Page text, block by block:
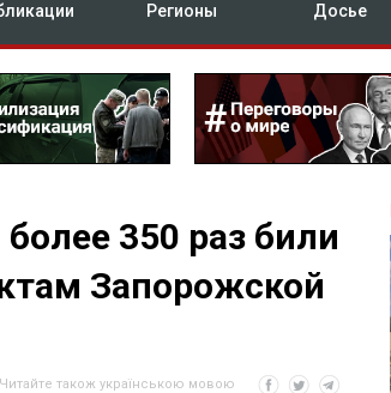
Регионы Досье
350 раз били
Запорожской
Читайте також українською мовою